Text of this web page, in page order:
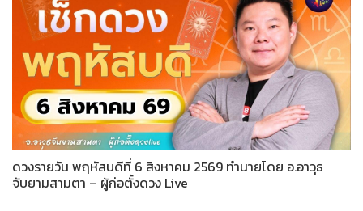
ดวงรายวัน พฤหัสบดีที่ 6 สิงหาคม 2569 ทำนายโดย อ.อาวุธ
จับยามสามตา – ผู้ก่อตั้งดวง Live